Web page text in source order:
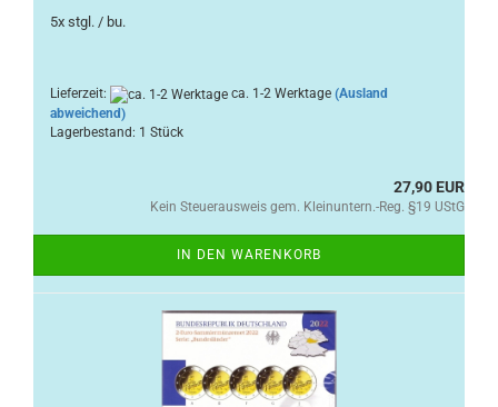
5x stgl. / bu.
Lieferzeit: ca. 1-2 Werktage (Ausland
abweichend)
Lagerbestand: 1 Stück
27,90 EUR
Kein Steuerausweis gem. Kleinuntern.-Reg. §19 UStG
IN DEN WARENKORB